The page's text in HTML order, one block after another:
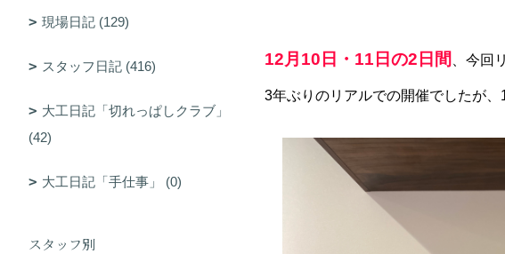
12月10日・11日の2日間 、今回
3年ぶりのリアルでの開催でしたが
現場日記 (129)
スタッフ日記 (416)
大工日記「切れっぱしクラブ」
(42)
大工日記「手仕事」 (0)
スタッフ別